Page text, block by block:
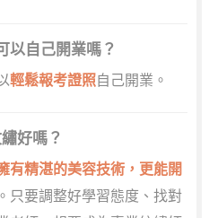
以自己開業嗎？
輕鬆報考證照自己開業。
好嗎？
有精湛的美容技術，更能開
。只要調整好學習態度、找對